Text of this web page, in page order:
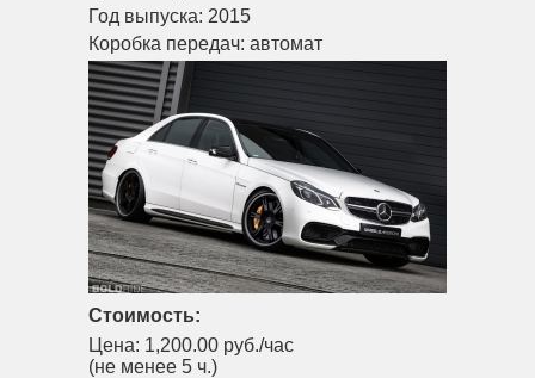
Год выпуска: 2015
Коробка передач: автомат
Стоимость:
Цена: 1,200.00 руб./час
(не менее 5 ч.)